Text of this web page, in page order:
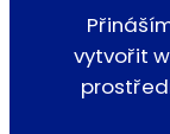
vytvořit